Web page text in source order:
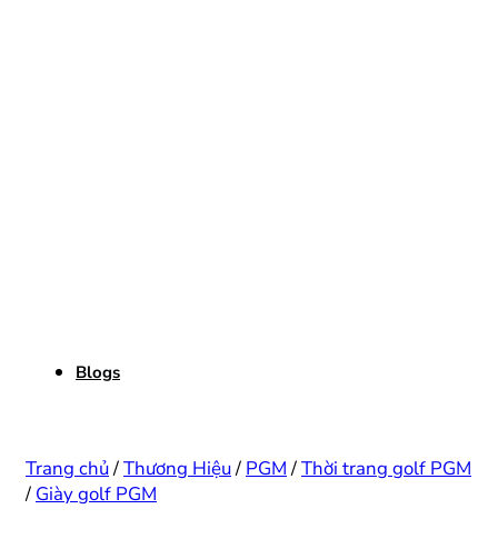
Blogs
Trang chủ/Thương Hiệu/ PGM /Thời trang golf PGM
/ Giày golf PGM